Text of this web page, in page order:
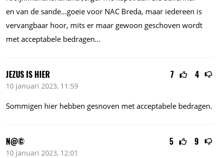
en van de sande...goeie voor NAC Breda, maar iedereen is
vervangbaar hoor, mits er maar gewoon geschoven wordt
met acceptabele bedragen...
7 4
JEZUS IS HIER
10 januari 2023, 11:59
Sommigen hier hebben gesnoven met acceptabele bedragen.
5 9
N@©
10 januari 2023, 12:01